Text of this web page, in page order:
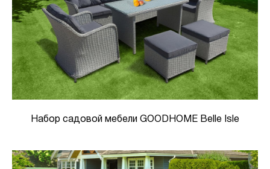
Набор садовой мебели GOODHOME Belle Isle